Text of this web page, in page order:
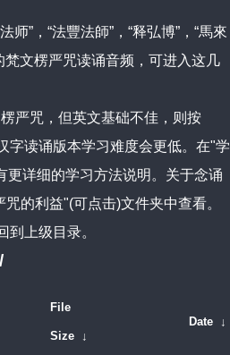
师”，“法豐法師”，“释弘博”，“馬來
梵文楞严咒读诵音频，可进入这几
严咒，但英文基础不佳，则按
字读诵版本学习难度会更低。在"学
更详细的学习方法说明。关于念诵
咒的利益"(可点击)文件夹中查看。
到上级目录。
File
Size ↓
Date ↓